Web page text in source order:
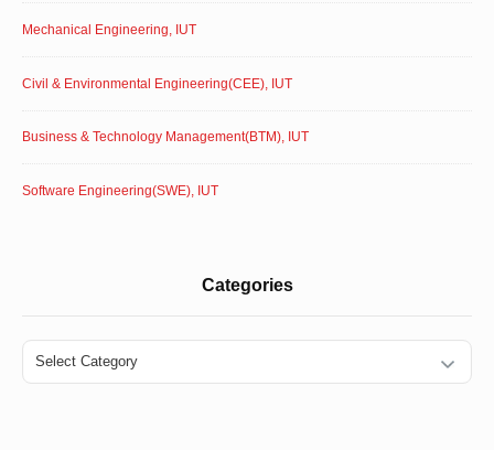
Mechanical Engineering, IUT
Civil & Environmental Engineering(CEE), IUT
Business & Technology Management(BTM), IUT
Software Engineering(SWE), IUT
Categories
Categories